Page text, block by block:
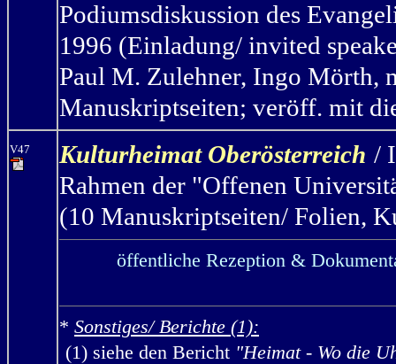
Podiumsdiskussion des
1996 (Einladung/ invited
Paul M. Zulehner, Ingo Mörth,
Manuskriptseiten; veröff. mit
V47 Kulturheimat Oberösterreich /
Rahmen der "Offenen
(10 Manuskriptseiten/ Folien,
öffentliche Rezeption &
* Sonstiges/ Berichte (1):
(1) siehe den Bericht "Heimat - Wo die